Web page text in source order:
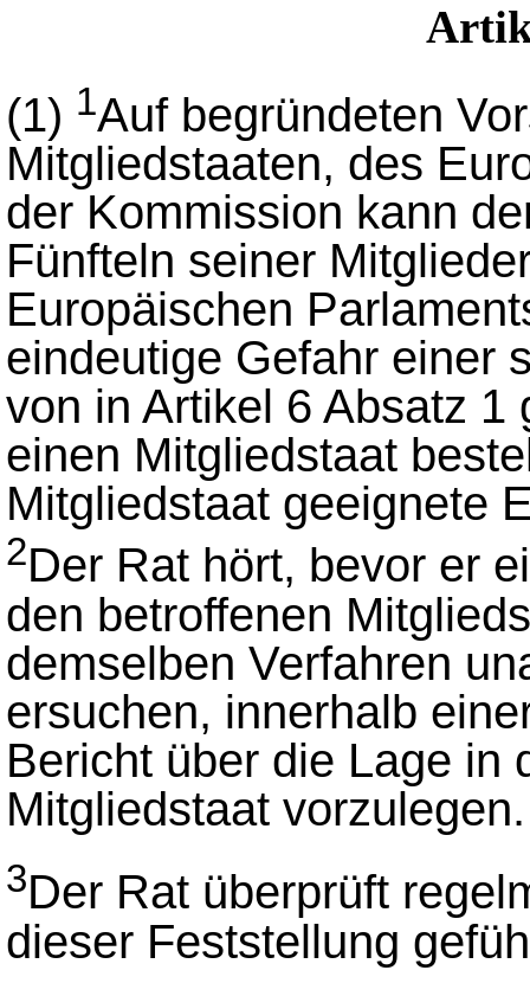
(1) 1Auf begründeten
Mitgliedstaaten, des
der Kommission kann
Fünfteln seiner
Europäischen
eindeutige Gefahr einer
von in Artikel 6 Absatz 1
einen Mitgliedstaat
Mitgliedstaat geeignete
2Der Rat hört, bevor er
den betroffenen
demselben Verfahren
ersuchen, innerhalb
Bericht über die Lage in
Mitgliedstaat vorzulegen.
3Der Rat überprüft
dieser Feststellung